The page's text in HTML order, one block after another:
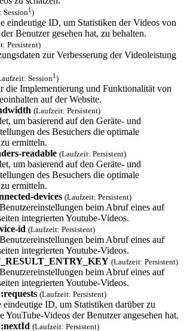
Session1)
eindeutige ID, um Statistiken der Videos von
Benutzer gesehen hat, zu behalten.
Persistent)
zur Verbesserung der Videoleistung
Session1)
die Implementierung und Funktionalität von
auf der Website.
(Laufzeit: Persistent)
um basierend auf den Geräte- und
des Besuchers die optimale
ermitteln.
readable (Laufzeit: Persistent)
um basierend auf den Geräte- und
des Besuchers die optimale
ermitteln.
devices (Laufzeit: Persistent)
beim Abruf eines auf
integrierten Youtube-Videos.
id (Laufzeit: Persistent)
beim Abruf eines auf
integrierten Youtube-Videos.
(Laufzeit: Persistent)
beim Abruf eines auf
integrierten Youtube-Videos.
(Laufzeit: Persistent)
eindeutige ID, um Statistiken darüber zu
YouTube-Videos der Benutzer angesehen hat.
(Laufzeit: Persistent)